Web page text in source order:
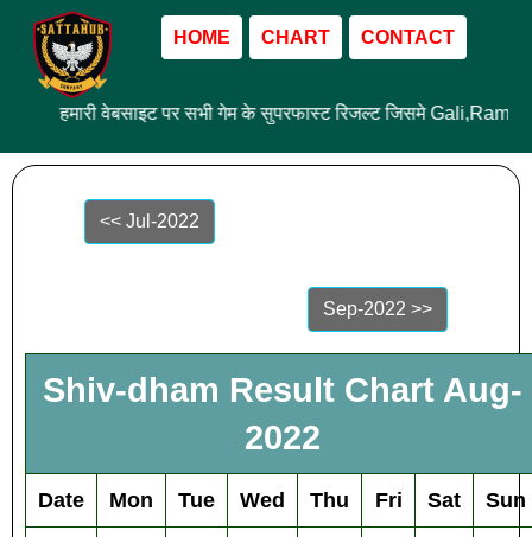
HOME CHART CONTACT
हमारी वेबसाइट पर सभी गेम के सुपरफास्ट रिजल्ट जिसमे
<< Jul-2022
Sep-2022 >>
Shiv-dham Result Chart Aug-
2022
Date Mon Tue Wed Thu Fri Sat Sun